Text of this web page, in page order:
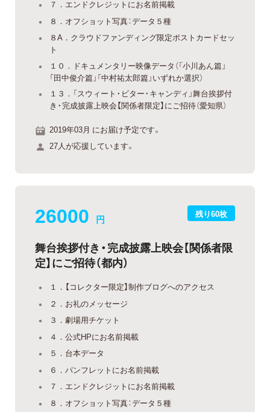
７．エンドクレジットにお名前掲載
８．オフショット写真：データ５種
８A．クラウドファンディング限定ポストカードセッ
ト
１０．ドキュメンタリー映像データ（「小川あん篇」
「田中俊介篇」「中村祐太郎篇」いずれか選択）
１３．「スウィート・ビター・キャンディ」舞台挨拶付
き・完成披露上映会【関係者限定】にご招待（愛知県）
2019年03月 にお届け予定です。
27人が応援しています。
残り60枚
26000 円
舞台挨拶付き・完成披露上映会【関係者限
定】にご招待（都内）
１．【コレクター限定】制作ブログへのアクセス
２．お礼のメッセージ
３．劇場用チケット
４．公式HPにお名前掲載
５．台本データ
６．パンフレットにお名前掲載
７．エンドクレジットにお名前掲載
８．オフショット写真：データ５種